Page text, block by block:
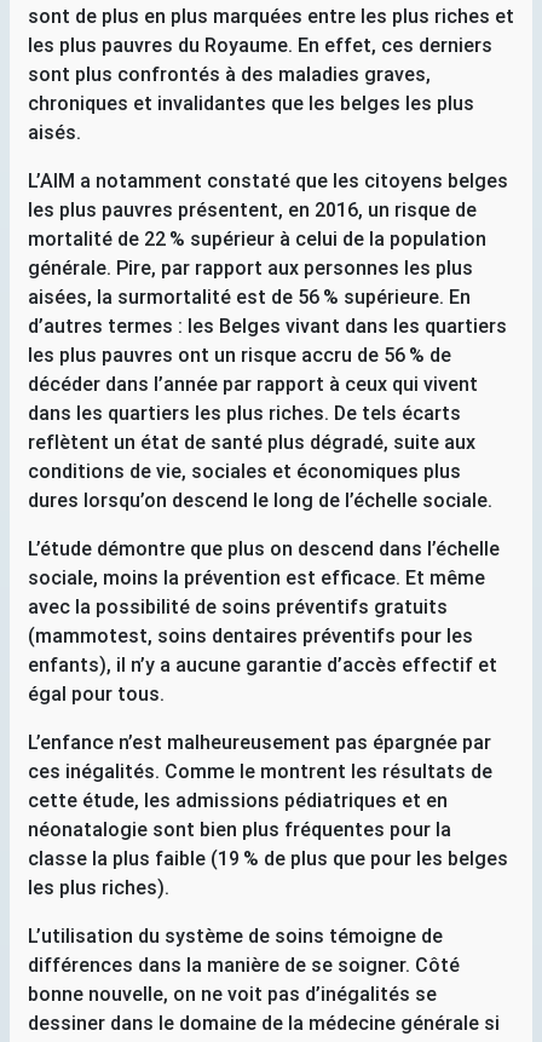
sont de plus en plus marquées entre les plus riches et
les plus pauvres du Royaume. En effet, ces derniers
sont plus confrontés à des maladies graves,
chroniques et invalidantes que les belges les plus
aisés.
L’AIM a notamment constaté que les citoyens belges
les plus pauvres présentent, en 2016, un risque de
mortalité de 22 % supérieur à celui de la population
générale. Pire, par rapport aux personnes les plus
aisées, la surmortalité est de 56 % supérieure. En
d’autres termes : les Belges vivant dans les quartiers
les plus pauvres ont un risque accru de 56 % de
décéder dans l’année par rapport à ceux qui vivent
dans les quartiers les plus riches. De tels écarts
reflètent un état de santé plus dégradé, suite aux
conditions de vie, sociales et économiques plus
dures lorsqu’on descend le long de l’échelle sociale.
L’étude démontre que plus on descend dans l’échelle
sociale, moins la prévention est efficace. Et même
avec la possibilité de soins préventifs gratuits
(mammotest, soins dentaires préventifs pour les
enfants), il n’y a aucune garantie d’accès effectif et
égal pour tous.
L’enfance n’est malheureusement pas épargnée par
ces inégalités. Comme le montrent les résultats de
cette étude, les admissions pédiatriques et en
néonatalogie sont bien plus fréquentes pour la
classe la plus faible (19 % de plus que pour les belges
les plus riches).
L’utilisation du système de soins témoigne de
différences dans la manière de se soigner. Côté
bonne nouvelle, on ne voit pas d’inégalités se
dessiner dans le domaine de la médecine générale si